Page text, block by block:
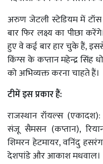
अरुण जेटली स्टेडियम में
बार फिर लक्ष्य का पीछा
हुए वे कई बार हार चुके हैं,
किंग्स के कप्तान महेन्द्र सिंह
को अभिव्यक्त करना चाहते हैं।
टीमें इस प्रकार हैं:
राजस्थान रॉयल्स
संजू सैमसन (कप्तान),
शिमरन हेटमायर, वनिंदु
देशपांडे और आकाश मधवाल।